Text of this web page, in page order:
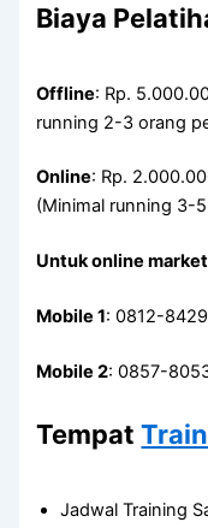
Biaya
Offline: Rp.
running 2-3 orang
Online: Rp.
(Minimal running 3-
Untuk online
Mobile 1: 0812-
Mobile 2: 0857-
Tempat
Jadwal Training